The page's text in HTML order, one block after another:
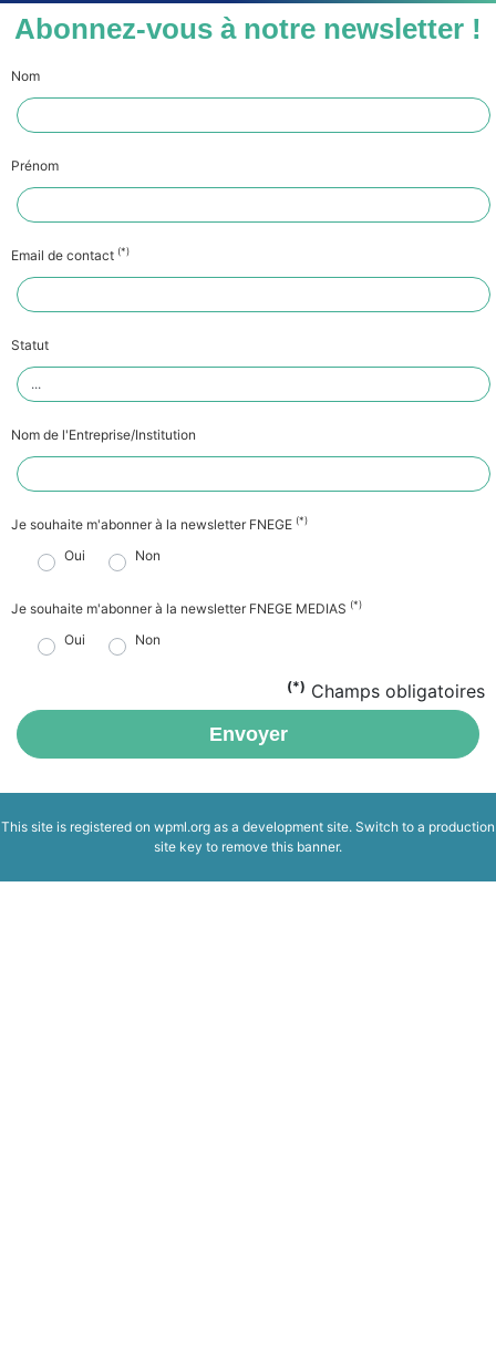
Abonnez-vous à notre newsletter !
Nom
Prénom
Email de contact (*)
Statut
Nom de l'Entreprise/Institution
Je souhaite m'abonner à la newsletter FNEGE (*)
Oui Non
Je souhaite m'abonner à la newsletter FNEGE MEDIAS (*)
Oui Non
(*) Champs obligatoires
Envoyer
This site is registered on wpml.org as a development site. Switch to a production
site key to remove this banner.